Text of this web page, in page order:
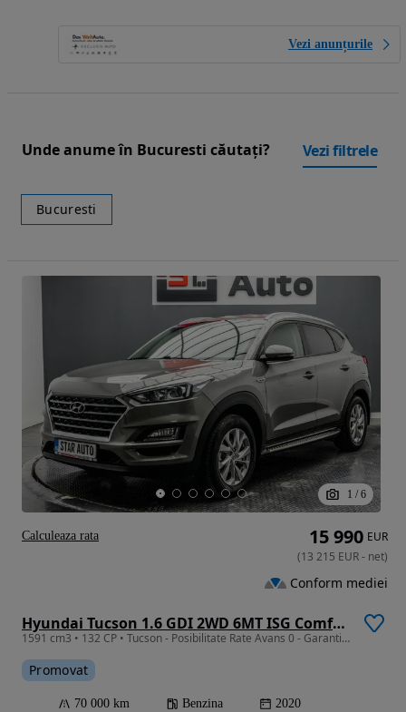
Vezi anunțurile
Unde anume în Bucuresti căutați? Vezi filtrele
Bucuresti
1 / 6
Hyundai Tucson 1.6 GDI 2WD 6MT ISG Comfort
1591 cm3 • 132 CP • Tucson - Posibilitate Rate Avans 0 - Garantie 12 Luni - IMPECABILA
Promovat
70 000 km Benzina 2020
15 990 EUR
(13 215 EUR- net)
Conform mediei
Calculeaza rata